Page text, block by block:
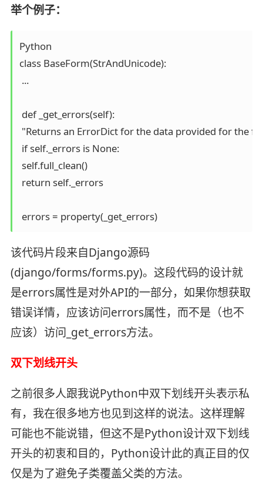
举个例子：
Python
class BaseForm(StrAndUnicode):
...
def _get_errors(self):
"Returns an ErrorDict for the data provided for the
if self._errors is None:
self.full_clean()
return self._errors
errors = property(_get_errors)
该代码片段来自Django源码
(django/forms/forms.py)。这段代码的设计就
是errors属性是对外API的一部分，如果你想获取
错误详情，应该访问errors属性，而不是（也不
应该）访问_get_errors方法。
双下划线开头
之前很多人跟我说Python中双下划线开头表示私
有，我在很多地方也见到这样的说法。这样理解
可能也不能说错，但这不是Python设计双下划线
开头的初衷和目的，Python设计此的真正目的仅
仅是为了避免子类覆盖父类的方法。